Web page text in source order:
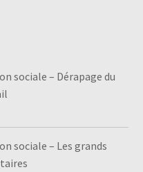
sociale – Dérapage du
sociale – Les grands